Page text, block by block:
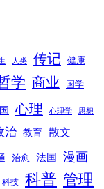
人类 传记 健康
学 商业 国学
心理 心理学 思想
治 教育 散文
治愈 法国 漫画
科技 科普 管理